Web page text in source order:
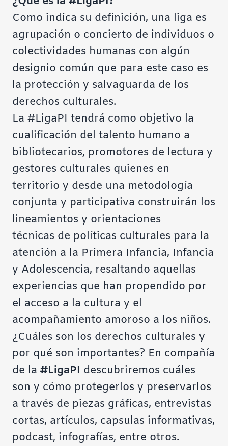
Como indica su definición, una liga es
agrupación o concierto de individuos o
colectividades humanas con algún
designio común que para este caso es
la protección y salvaguarda de los
derechos culturales.
La #LigaPI tendrá como objetivo la
cualificación del talento humano a
bibliotecarios, promotores de lectura y
gestores culturales quienes en
territorio y desde una metodología
conjunta y participativa construirán los
lineamientos y orientaciones
técnicas de políticas culturales para la
atención a la Primera Infancia, Infancia
y Adolescencia, resaltando aquellas
experiencias que han propendido por
el acceso a la cultura y el
acompañamiento amoroso a los niños.
¿Cuáles son los derechos culturales y
por qué son importantes? En compañía
de la #LigaPI descubriremos cuáles
son y cómo protegerlos y preservarlos
a través de piezas gráficas, entrevistas
cortas, artículos, capsulas informativas,
podcast, infografías, entre otros.